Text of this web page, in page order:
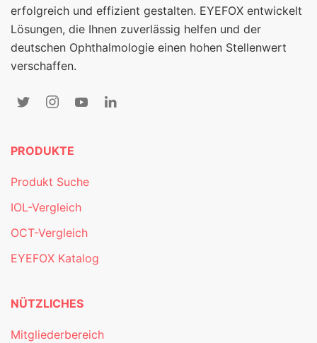
erfolgreich und effizient gestalten. EYEFOX entwickelt
Lösungen, die Ihnen zuverlässig helfen und der
deutschen Ophthalmologie einen hohen Stellenwert
verschaffen.
PRODUKTE
Produkt Suche
IOL-Vergleich
OCT-Vergleich
EYEFOX Katalog
NÜTZLICHES
Mitgliederbereich